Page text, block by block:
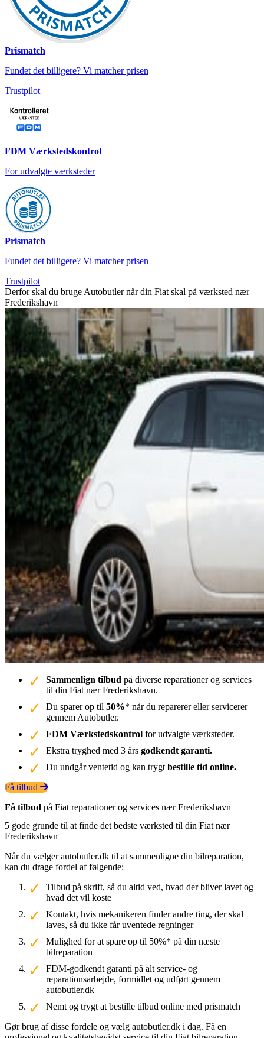
Prismatch
Fundet det billigere? Vi matcher prisen
Trustpilot
FDM Værkstedskontrol
For udvalgte værksteder
Prismatch
Fundet det billigere? Vi matcher prisen
Trustpilot
Derfor skal du bruge Autobutler når din Fiat skal på værksted nær
Frederikshavn
Sammenlign tilbud på diverse reparationer og services
til din Fiat nær Frederikshavn.
Du sparer op til 50%* når du reparerer eller servicerer
gennem Autobutler.
FDM Værkstedskontrol for udvalgte værksteder.
Ekstra tryghed med 3 års godkendt garanti.
Du undgår ventetid og kan trygt bestille tid online.
Få tilbud
Få tilbud på Fiat reparationer og services nær Frederikshavn
5 gode grunde til at finde det bedste værksted til din Fiat nær
Frederikshavn
Når du vælger autobutler.dk til at sammenligne din bilreparation,
kan du drage fordel af følgende:
Tilbud på skrift, så du altid ved, hvad der bliver lavet og
hvad det vil koste
Kontakt, hvis mekanikeren finder andre ting, der skal
laves, så du ikke får uventede regninger
Mulighed for at spare op til 50%* på din næste
bilreparation
FDM-godkendt garanti på alt service- og
reparationsarbejde, formidlet og udført gennem
autobutler.dk
Nemt og trygt at bestille tilbud online med prismatch
Gør brug af disse fordele og vælg autobutler.dk i dag. Få en